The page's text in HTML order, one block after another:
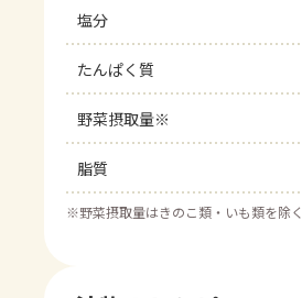
塩分
たんぱく質
野菜摂取量※
脂質
※野菜摂取量はきのこ類・いも類を除く